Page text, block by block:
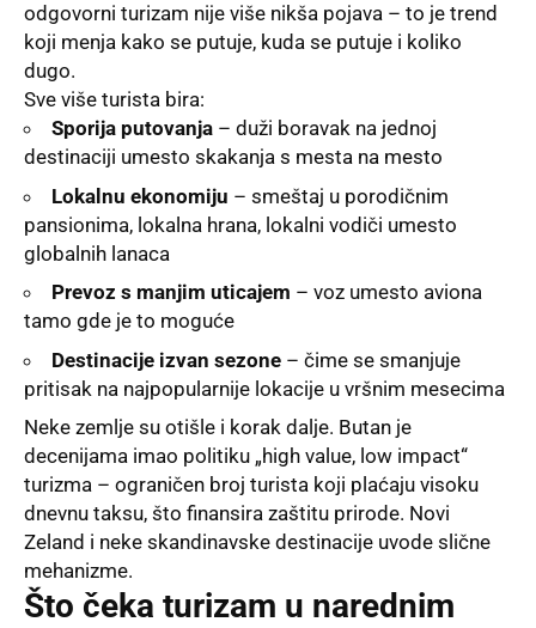
odgovorni turizam nije više nikša pojava – to je trend
koji menja kako se putuje, kuda se putuje i koliko
dugo.
Sve više turista bira:
Sporija putovanja – duži boravak na jednoj
destinaciji umesto skakanja s mesta na mesto
Lokalnu ekonomiju – smeštaj u porodičnim
pansionima, lokalna hrana, lokalni vodiči umesto
globalnih lanaca
Prevoz s manjim uticajem – voz umesto aviona
tamo gde je to moguće
Destinacije izvan sezone – čime se smanjuje
pritisak na najpopularnije lokacije u vršnim mesecima
Neke zemlje su otišle i korak dalje. Butan je
decenijama imao politiku „high value, low impact“
turizma – ograničen broj turista koji plaćaju visoku
dnevnu taksu, što finansira zaštitu prirode. Novi
Zeland i neke skandinavske destinacije uvode slične
mehanizme.
Što čeka turizam u narednim